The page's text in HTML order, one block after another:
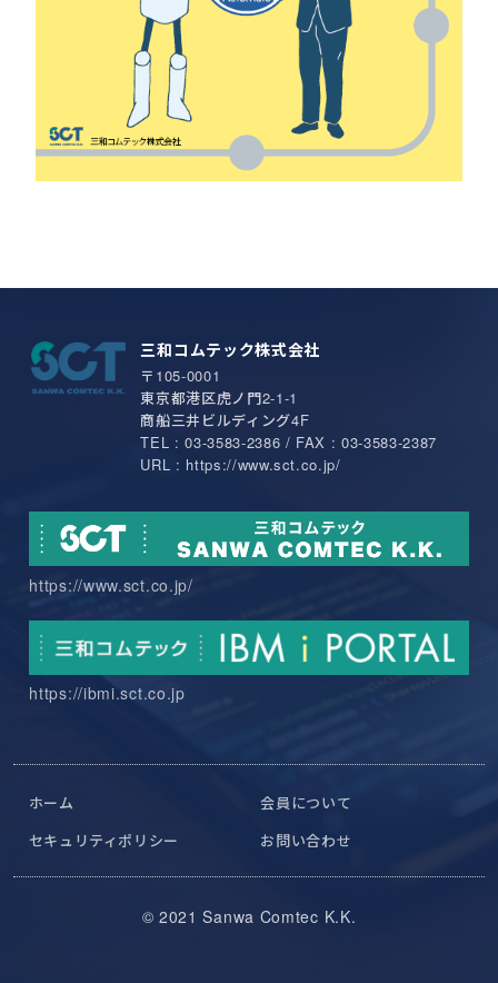
三和コムテック株式会社
〒105-0001
東京都港区虎ノ門2-1-1
商船三井ビルディング4F
TEL : 03-3583-2386 / FAX : 03-3583-2387
URL : https://www.sct.co.jp/
https://www.sct.co.jp/
https://ibmi.sct.co.jp
ホーム
会員について
セキュリティポリシー
お問い合わせ
© 2021 Sanwa Comtec K.K.